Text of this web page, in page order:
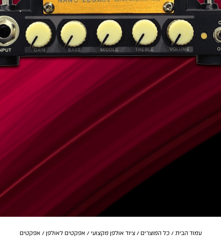
עמוד הבית / כל המוצרים /ציוד אולפן מקצועי / אפקטים לאולפן / אפקטים